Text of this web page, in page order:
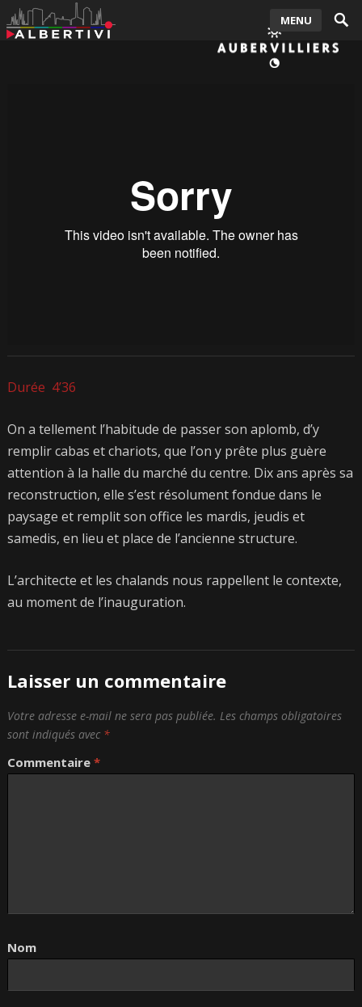
MENU
Durée 4’36
On a tellement l’habitude de passer son aplomb, d’y
remplir cabas et chariots, que l’on y prête plus guère
attention à la halle du marché du centre. Dix ans après sa
reconstruction, elle s’est résolument fondue dans le
paysage et remplit son office les mardis, jeudis et
samedis, en lieu et place de l’ancienne structure.
L’architecte et les chalands nous rappellent le contexte,
au moment de l’inauguration.
Laisser un commentaire
Votre adresse e-mail ne sera pas publiée. Les champs obligatoires
sont indiqués avec *
Commentaire *
Nom